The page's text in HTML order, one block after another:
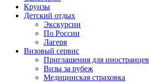
Круизы
Детский отдых
Экскурсии
По России
Лагеря
Визовый сервис
Приглашения для иностранцев
Визы за рубеж
Медицинская страховка